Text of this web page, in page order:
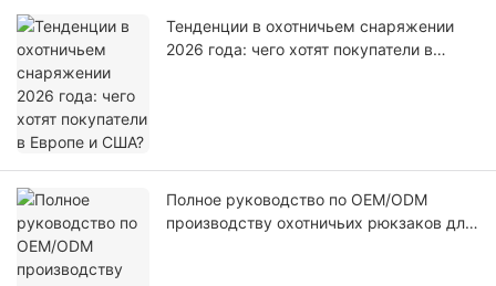
Тенденции в охотничьем снаряжении
2026 года: чего хотят покупатели в
Полное руководство по OEM/ODM
производству охотничьих рюкзаков для